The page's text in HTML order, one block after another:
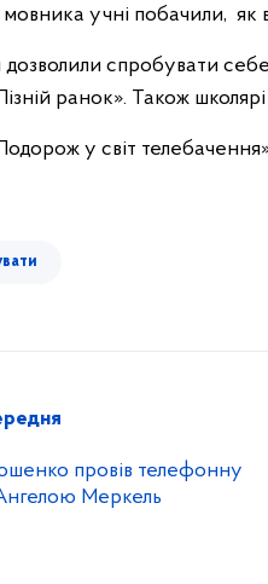
мовника учні побачили, як
спробувати
ранок». Також
у світ
провів телефонну
Меркель